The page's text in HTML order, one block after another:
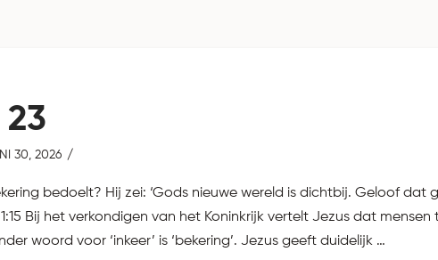
30, 2026
bedoelt? Hij zei: ‘Gods nieuwe wereld is dichtbij. Geloof dat
1:15 Bij het verkondigen van het Koninkrijk vertelt Jezus dat
woord voor ‘inkeer’ is ‘bekering’. Jezus geeft duidelijk …